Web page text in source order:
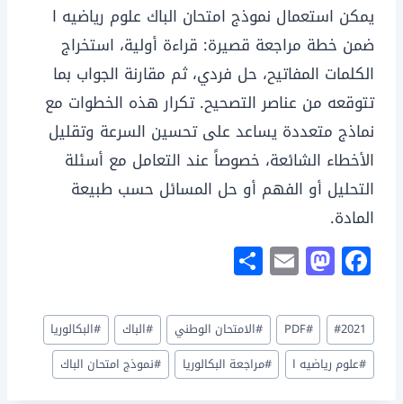
يمكن استعمال نموذج امتحان الباك علوم رياضيه ا
ضمن خطة مراجعة قصيرة: قراءة أولية، استخراج
الكلمات المفاتيح، حل فردي، ثم مقارنة الجواب بما
تتوقعه من عناصر التصحيح. تكرار هذه الخطوات مع
نماذج متعددة يساعد على تحسين السرعة وتقليل
الأخطاء الشائعة، خصوصاً عند التعامل مع أسئلة
التحليل أو الفهم أو حل المسائل حسب طبيعة
المادة.
F
a
c
e
b
M
a
st
o
d
E
m
ai
l
ar
e
وسوم
المقال:
#2021
#
PDF
#الامتحان الوطني #الباك #البكالوريا
#علوم رياضيه ا #مراجعة البكالوريا #نموذج امتحان الباك